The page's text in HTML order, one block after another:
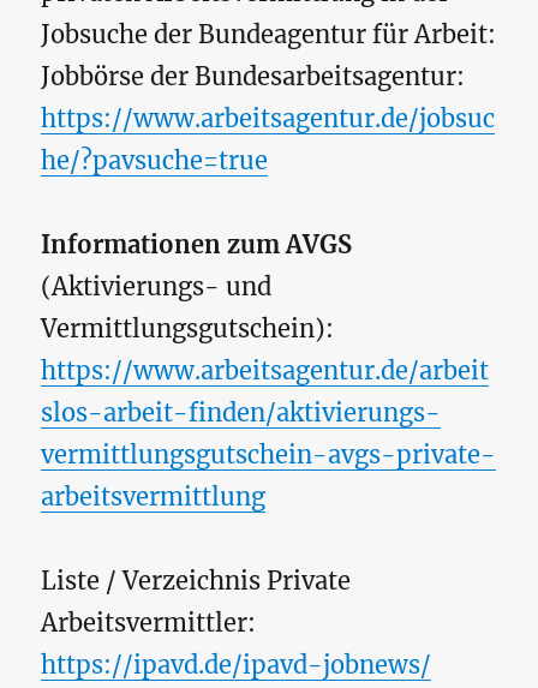
Jobsuche der Bundeagentur für Arbeit:
Jobbörse der Bundesarbeitsagentur:
https://www.arbeitsagentur.de/jobsuc
he/?pavsuche=true
Informationen zum AVGS
(Aktivierungs- und
Vermittlungsgutschein):
https://www.arbeitsagentur.de/arbeit
slos-arbeit-finden/aktivierungs-
vermittlungsgutschein-avgs-private-
arbeitsvermittlung
Liste / Verzeichnis Private
Arbeitsvermittler:
https://ipavd.de/ipavd-jobnews/